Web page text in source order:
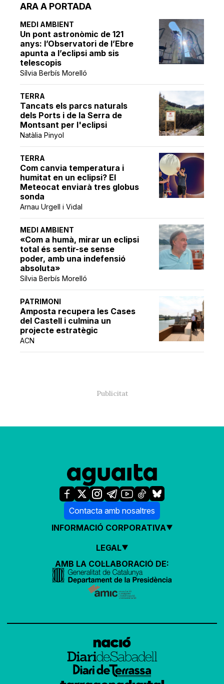
ARA A PORTADA
MEDI AMBIENT
Un pont astronòmic de 121
anys: l’Observatori de l’Ebre
apunta a l’eclipsi amb sis
telescopis
Sílvia Berbís Morelló
TERRA
Tancats els parcs naturals
dels Ports i de la Serra de
Montsant per l'eclipsi
Natàlia Pinyol
TERRA
Com canvia temperatura i
humitat en un eclipsi? El
Meteocat enviarà tres globus
sonda
Arnau Urgell i Vidal
MEDI AMBIENT
«Com a humà, mirar un eclipsi
total és sentir-se sense
poder, amb una indefensió
absoluta»
Sílvia Berbís Morelló
PATRIMONI
Amposta recupera les Cases
del Castell i culmina un
projecte estratègic
ACN
Contacta amb nosaltres
INFORMACIÓ CORPORATIVA
LEGAL
AMB LA COL·LABORACIÓ DE: